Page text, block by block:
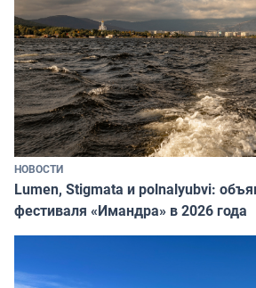
НОВОСТИ
Lumen, Stigmata и polnalyubvi:
фестиваля «Имандра» в 2026 года